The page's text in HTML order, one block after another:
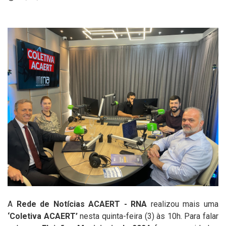
A Rede de Notícias ACAERT - RNA realizou mais uma
‘Coletiva ACAERT’nesta quinta-feira (3) às 10h. Para falar